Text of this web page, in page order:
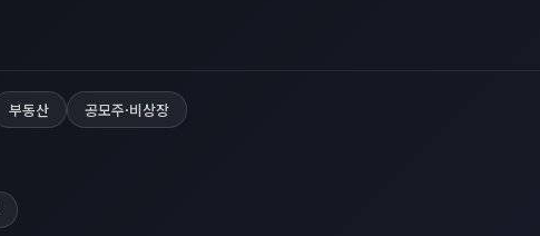
부동산 공모주·비상장